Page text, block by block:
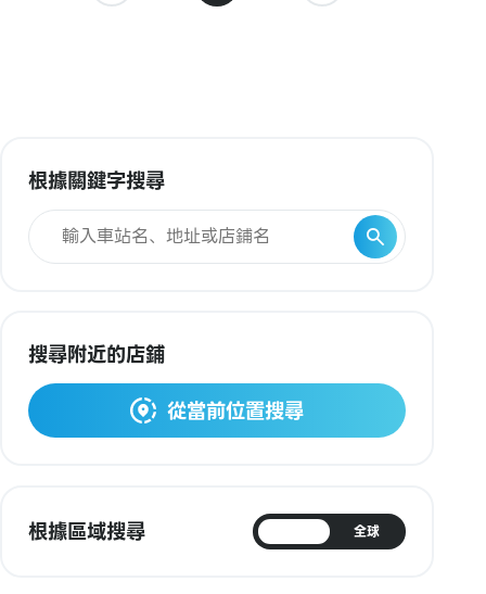
根據關鍵字搜尋
搜尋附近的店鋪
從當前位置搜尋
根據區域搜尋 全球